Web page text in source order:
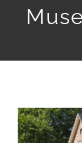
ONZE (KERK)
DOE MEE
Bekijk
grotere